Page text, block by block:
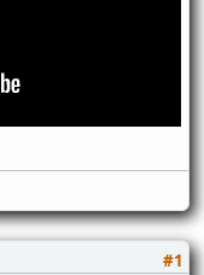
#1